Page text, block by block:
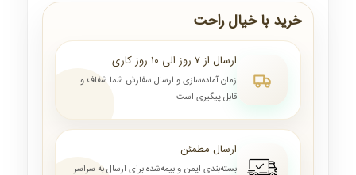
خرید با خیال راحت
ارسال از ۷ روز الی ۱۰ روز کاری
زمان آماده‌سازی و ارسال سفارش شما شفاف و
قابل پیگیری است
ارسال مطمئن
بسته‌بندی ایمن و بیمه‌شده برای ارسال به سراسر